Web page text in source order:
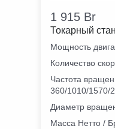
1 915 Br
Токарный
Мощность
Количество
Частота
360/1010/1570/
Диаметр
Масса Нетто /